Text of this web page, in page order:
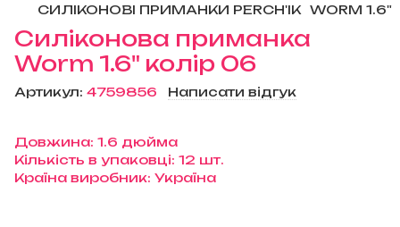
СИЛІКОНОВІ ПРИМАНКИ PERCH'IK WORM 1.6"
Силіконова приманка
Worm 1.6" колір 06
Артикул: 4759856 Написати відгук
Довжина: 1.6 дюйма
Кількість в упаковці: 12 шт.
Країна виробник: Україна